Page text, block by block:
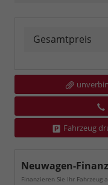
Gesamtpreis
Fahrzeug
Neuwagen-
Finanzieren Sie Ihr Fahrzeug